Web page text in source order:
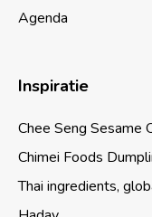
Agenda
Inspiratie
Chee Seng Sesame
Chimei Foods
Thai ingredients,